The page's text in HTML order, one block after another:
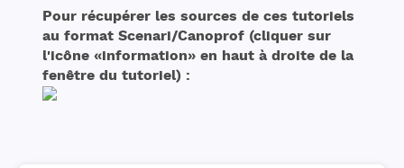
Pour récupérer les sources de ces tutoriels
au format Scenari/Canoprof (cliquer sur
l'icône «information» en haut à droite de la
fenêtre du tutoriel) :